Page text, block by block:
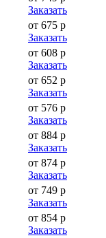
Заказать
от 675 р
Заказать
от 608 р
Заказать
от 652 р
Заказать
от 576 р
Заказать
от 884 р
Заказать
от 874 р
Заказать
от 749 р
Заказать
от 854 р
Заказать